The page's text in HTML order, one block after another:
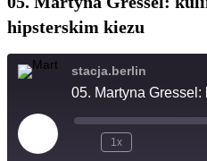
website
hipsterskim kiezu
stacja.berlin
Play
Episode
1x